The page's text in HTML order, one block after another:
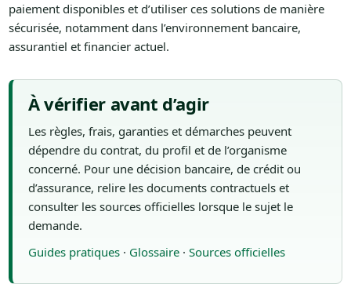
paiement disponibles et d’utiliser ces solutions de manière
sécurisée, notamment dans l’environnement bancaire,
assurantiel et financier actuel.
À vérifier avant d’agir
Les règles, frais, garanties et démarches peuvent
dépendre du contrat, du profil et de l’organisme
concerné. Pour une décision bancaire, de crédit ou
d’assurance, relire les documents contractuels et
consulter les sources officielles lorsque le sujet le
demande.
Guides pratiques· Glossaire· Sources officielles